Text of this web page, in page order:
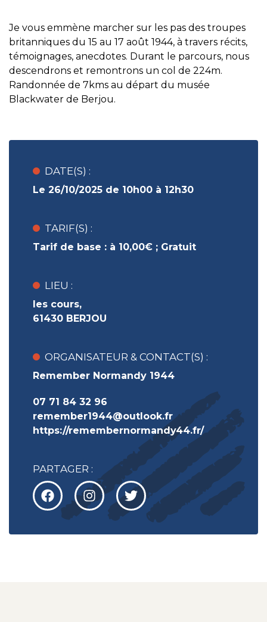
Je vous emmène marcher sur les pas des troupes
britanniques du 15 au 17 août 1944, à travers récits,
témoignages, anecdotes. Durant le parcours, nous
descendrons et remontrons un col de 224m.
Randonnée de 7kms au départ du musée
Blackwater de Berjou.
DATE(S) :
Le 26/10/2025 de 10h00 à 12h30
TARIF(S) :
Tarif de base : à 10,00€ ; Gratuit
LIEU :
les cours,
61430 BERJOU
ORGANISATEUR & CONTACT(S) :
Remember Normandy 1944
07 71 84 32 96
remember1944@outlook.fr
https://remembernormandy44.fr/
PARTAGER :